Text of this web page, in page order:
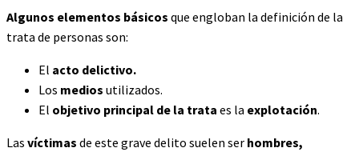
Algunos elementos básicos que engloban la definición de la
trata de personas son:
El acto delictivo.
Los medios utilizados.
El objetivo principal de la trata es la explotación.
Las víctimas de este grave delito suelen ser hombres,